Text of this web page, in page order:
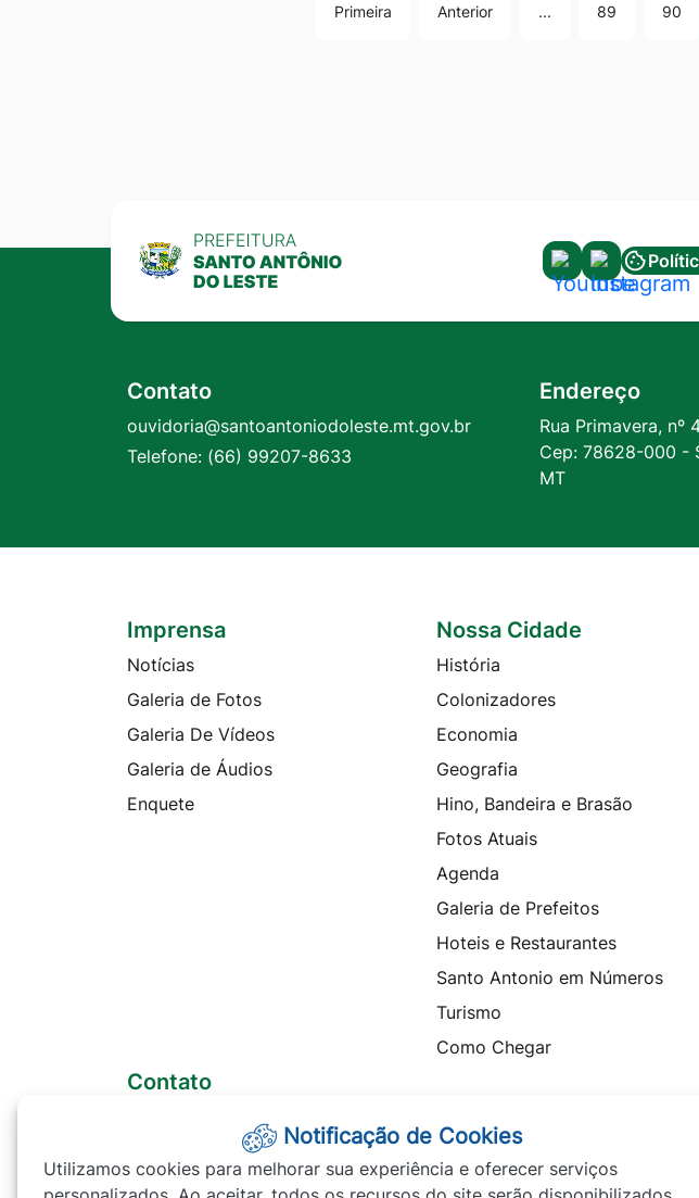
Primeira Anterior ... 89 90
Acessar
a
Rede
Youtube
Acessar
a
Rede
Instagram
Contato
ouvidoria@santoantoniodoleste.mt.gov.br
Telefone: (66) 99207-8633
Endereço
Rua Primavera,
Cep: 78628-000 -
MT
Seção do Rodapé e Contato
Imprensa
Notícias
Galeria de Fotos
Galeria De Vídeos
Galeria de Áudios
Enquete
Nossa Cidade
História
Colonizadores
Economia
Geografia
Hino, Bandeira e Brasão
Fotos Atuais
Agenda
Galeria de Prefeitos
Hoteis e Restaurantes
Santo Antonio em Números
Turismo
Como Chegar
Contato
SIC
Notificação de Cookies
Utilizamos cookies para melhorar sua experiência e oferecer serviços